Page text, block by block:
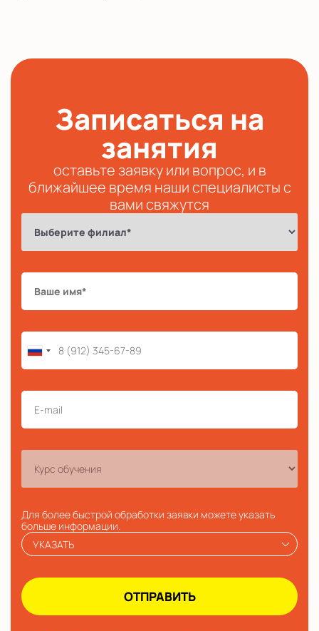
Записаться на
занятия
оставьте заявку или вопрос, и в
ближайшее время наши специалисты с
вами свяжутся
Для более быстрой обработки заявки можете указать
больше информации.
УКАЗАТЬ